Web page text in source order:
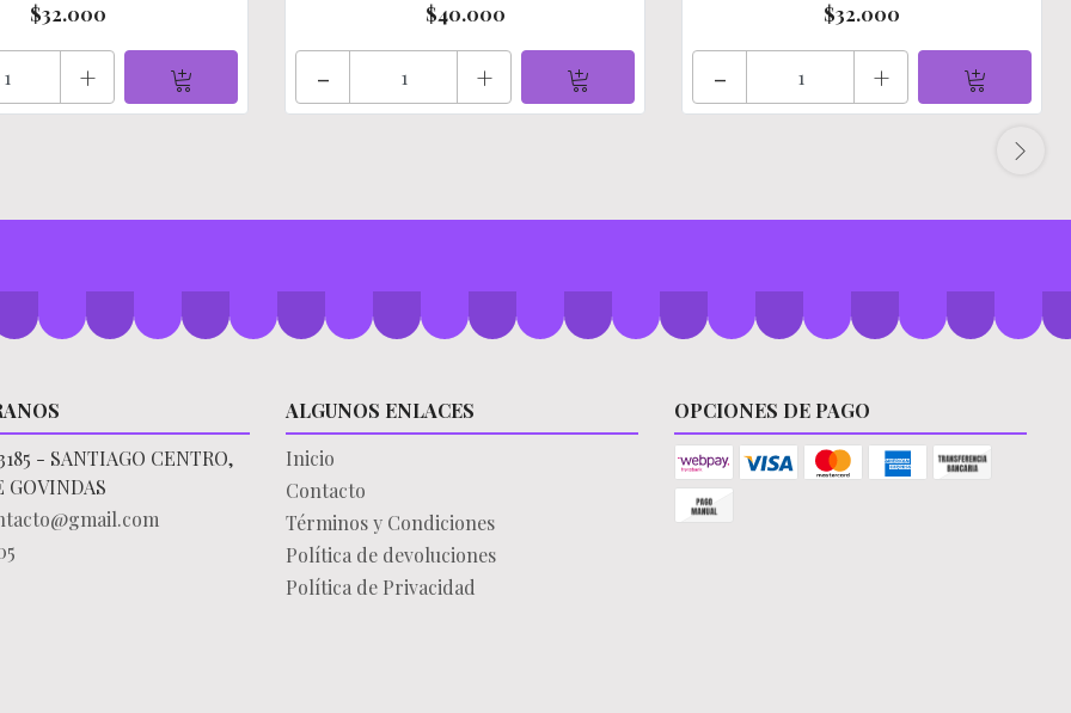
$32.000
+
$40.000
- +
$32.000
- +
- SANTIAGO CENTRO,
GOVINDAS
ALGUNOS ENLACES
Inicio
Contacto
Términos y Condiciones
Política de devoluciones
Política de Privacidad
OPCIONES DE PAGO